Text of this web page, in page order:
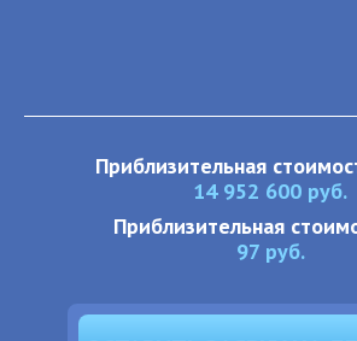
Приблизительная
14 952 600 руб.
Приблизительная
97руб.